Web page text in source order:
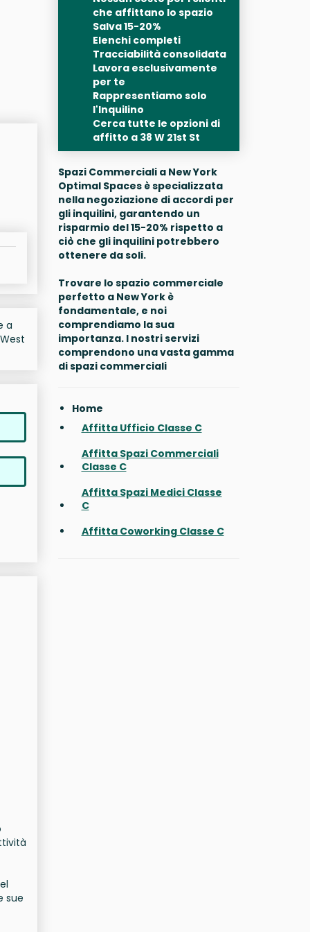
a
sue
che affittano lo spazio
Salva 15-20%
Elenchi completi
Tracciabilità consolidata
Lavora esclusivamente
per te
Rappresentiamo solo
l'Inquilino
Cerca tutte le opzioni di
affitto a 38 W 21st St
Spazi Commerciali a New York
Optimal Spaces è specializzata
nella negoziazione di accordi per
gli inquilini, garantendo un
risparmio del 15-20% rispetto a
ciò che gli inquilini potrebbero
ottenere da soli.
Trovare lo spazio commerciale
perfetto a New York è
fondamentale, e noi
comprendiamo la sua
importanza. I nostri servizi
comprendono una vasta gamma
di spazi commerciali
Home
Affitta Ufficio Classe C
Affitta Spazi Commerciali
Classe C
Affitta Spazi Medici Classe
C
Affitta Coworking Classe C